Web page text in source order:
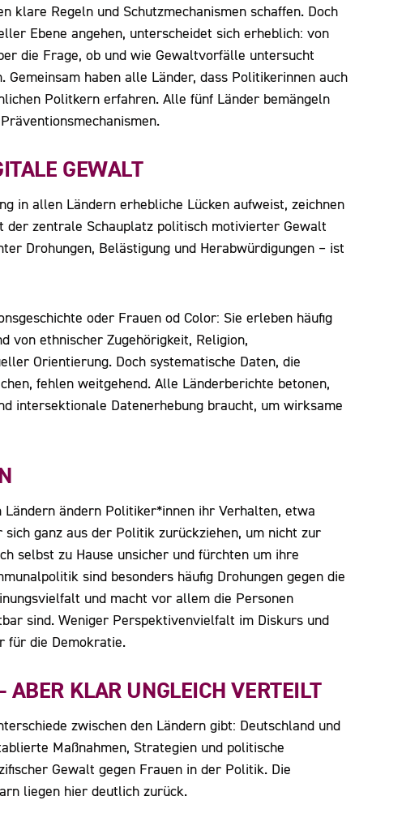
klare Regeln und Schutzmechanismen schaffen. Doch
Ebene angehen, unterscheidet sich erheblich: von
die Frage, ob und wie Gewaltvorfälle untersucht
haben alle Länder, dass Politikerinnen auch
Politkern erfahren. Alle fünf Länder bemängeln
GEWALT
in allen Ländern erhebliche Lücken aufweist, zeichnen
der zentrale Schauplatz politisch motivierter Gewalt
Drohungen, Belästigung und Herabwürdigungen – ist
oder Frauen od Color: Sie erleben häufig
von ethnischer Zugehörigkeit, Religion,
Orientierung. Doch systematische Daten, die
fehlen weitgehend. Alle Länderberichte betonen,
intersektionale Datenerhebung braucht, um wirksame
ändern Politiker*innen ihr Verhalten, etwa
ganz aus der Politik zurückziehen, um nicht zur
selbst zu Hause unsicher und fürchten um ihre
sind besonders häufig Drohungen gegen die
und macht vor allem die Personen
sind. Weniger Perspektivenvielfalt im Diskurs und
für die Demokratie.
KLAR UNGLEICH VERTEILT
zwischen den Ländern gibt: Deutschland und
Maßnahmen, Strategien und politische
Gewalt gegen Frauen in der Politik. Die
liegen hier deutlich zurück.